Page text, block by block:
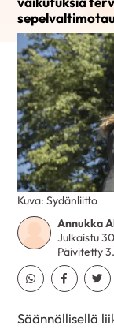
Annukka
Julkaistu
Päivitetty
Jaa Whatsapp
Jaa Jaa
Kuva: Sydänliitto
Säännöllisellä